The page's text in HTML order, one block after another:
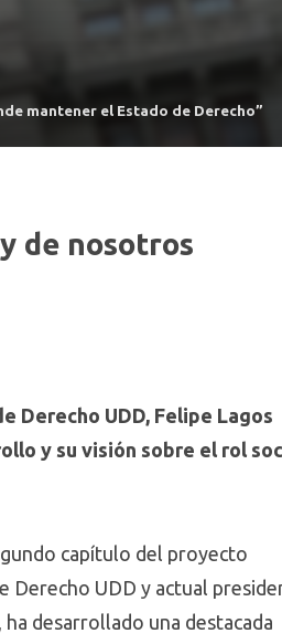
mantener el Estado de Derecho”
de nosotros
Derecho UDD, Felipe Lagos
y su visión sobre el rol
capítulo del proyecto
Derecho UDD y actual
desarrollado una destacada